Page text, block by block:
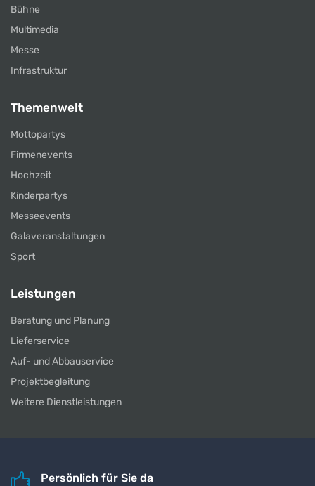
Bühne
Multimedia
Messe
Infrastruktur
Themenwelt
Mottopartys
Firmenevents
Hochzeit
Kinderpartys
Messeevents
Galaveranstaltungen
Sport
Leistungen
Beratung und Planung
Lieferservice
Auf- und Abbauservice
Projektbegleitung
Weitere Dienstleistungen
Persönlich für Sie da